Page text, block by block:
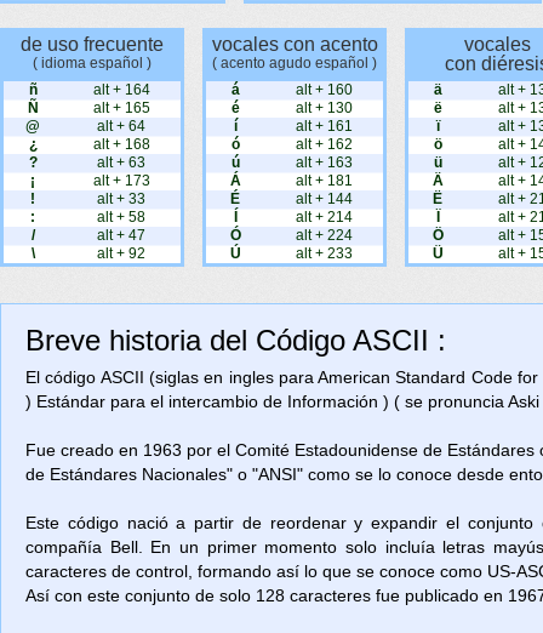
de uso frecuente
( idioma español )
ñ
alt + 164
Ñ
alt + 165
@
alt + 64
¿
alt + 168
?
alt + 63
¡
alt + 173
!
alt + 33
:
alt + 58
/
alt + 47
\
alt + 92
vocales con acento
( acento agudo español )
á
alt + 160
é
alt + 130
í
alt + 161
ó
alt + 162
ú
alt + 163
Á
alt + 181
É
alt + 144
alt + 214
Ó
alt + 224
Ú
alt + 233
vocales
con
ä
alt +
ë
alt +
ï
alt +
ö
alt +
ü
alt +
Ä
alt +
Ë
alt +
alt +
Ö
alt +
Ü
alt +
Breve historia del Código ASCII :
El código ASCII (siglas en ingles para American Standard Code
) Estándar para el intercambio de Información ) ( se pronuncia Aski
Fue creado en 1963 por el Comité Estadounidense de
de Estándares Nacionales" o "ANSI" como se lo conoce desde
Este código nació a partir de reordenar y expandir el
compañía Bell. En un primer momento solo incluía letras
caracteres de control, formando así lo que se conoce como US-
Así con este conjunto de solo 128 caracteres fue publicado en